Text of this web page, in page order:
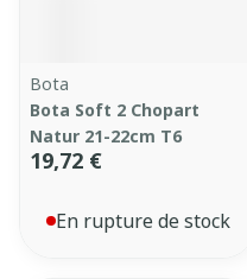
Bota
Bota Soft 2 Chopart
Natur 21-22cm T6
19,72 €
En rupture de stock